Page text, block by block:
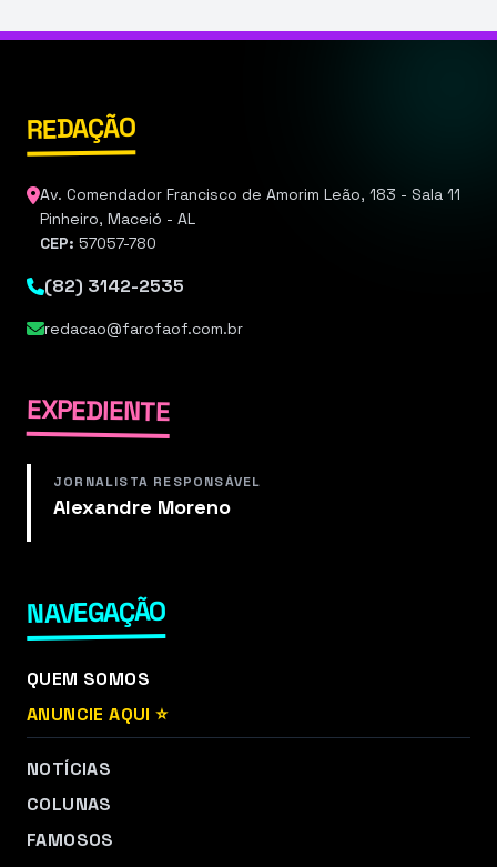
REDAÇÃO
Av. Comendador Francisco de Amorim Leão, 183 - Sala 11
Pinheiro, Maceió - AL
CEP: 57057-780
(82) 3142-2535
redacao@farofaof.com.br
EXPEDIENTE
JORNALISTA RESPONSÁVEL
Alexandre Moreno
NAVEGAÇÃO
QUEM SOMOS
ANUNCIE AQUI ⭐
NOTÍCIAS
COLUNAS
FAMOSOS